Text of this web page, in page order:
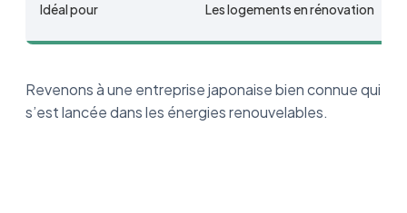
Idéal pour Les logements en rénovation
Revenons à une entreprise japonaise bien connue qui
s’est lancée dans les énergies renouvelables.